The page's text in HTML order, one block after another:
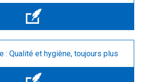
: Qualité et hygiène, toujours plus